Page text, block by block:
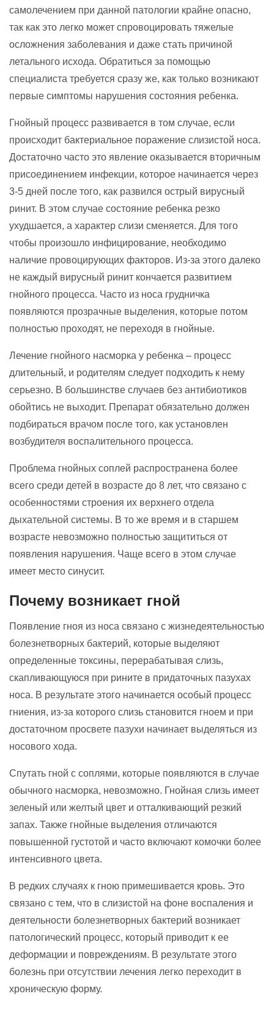
самолечением при данной патологии крайне опасно,
так как это легко может спровоцировать тяжелые
осложнения заболевания и даже стать причиной
летального исхода. Обратиться за помощью
специалиста требуется сразу же, как только возникают
первые симптомы нарушения состояния ребенка.
Гнойный процесс развивается в том случае, если
происходит бактериальное поражение слизистой носа.
Достаточно часто это явление оказывается вторичным
присоединением инфекции, которое начинается через
3-5 дней после того, как развился острый вирусный
ринит. В этом случае состояние ребенка резко
ухудшается, а характер слизи сменяется. Для того
чтобы произошло инфицирование, необходимо
наличие провоцирующих факторов. Из-за этого далеко
не каждый вирусный ринит кончается развитием
гнойного процесса. Часто из носа грудничка
появляются прозрачные выделения, которые потом
полностью проходят, не переходя в гнойные.
Лечение гнойного насморка у ребенка – процесс
длительный, и родителям следует подходить к нему
серьезно. В большинстве случаев без антибиотиков
обойтись не выходит. Препарат обязательно должен
подбираться врачом после того, как установлен
возбудителя воспалительного процесса.
Проблема гнойных соплей распространена более
всего среди детей в возрасте до 8 лет, что связано с
особенностями строения их верхнего отдела
дыхательной системы. В то же время и в старшем
возрасте невозможно полностью защититься от
появления нарушения. Чаще всего в этом случае
имеет место синусит.
Почему возникает гной
Появление гноя из носа связано с жизнедеятельностью
болезнетворных бактерий, которые выделяют
определенные токсины, перерабатывая слизь,
скапливающуюся при рините в придаточных пазухах
носа. В результате этого начинается особый процесс
гниения, из-за которого слизь становится гноем и при
достаточном просвете пазухи начинает выделяться из
носового хода.
Спутать гной с соплями, которые появляются в случае
обычного насморка, невозможно. Гнойная слизь имеет
зеленый или желтый цвет и отталкивающий резкий
запах. Также гнойные выделения отличаются
повышенной густотой и часто включают комочки более
интенсивного цвета.
В редких случаях к гною примешивается кровь. Это
связано с тем, что в слизистой на фоне воспаления и
деятельности болезнетворных бактерий возникает
патологический процесс, который приводит к ее
деформации и повреждениям. В результате этого
болезнь при отсутствии лечения легко переходит в
хроническую форму.